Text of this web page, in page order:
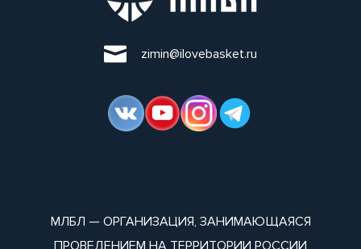
zimin@ilovebasket.ru
МЛБЛ — ОРГАНИЗАЦИЯ, ЗАНИМАЮЩАЯСЯ
ПРОВЕДЕНИЕМ НА ТЕРРИТОРИИ РОССИИ